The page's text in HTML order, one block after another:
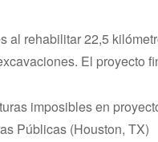
al rehabilitar 22,5
El proyecto
imposibles en
Públicas (Houston, TX)